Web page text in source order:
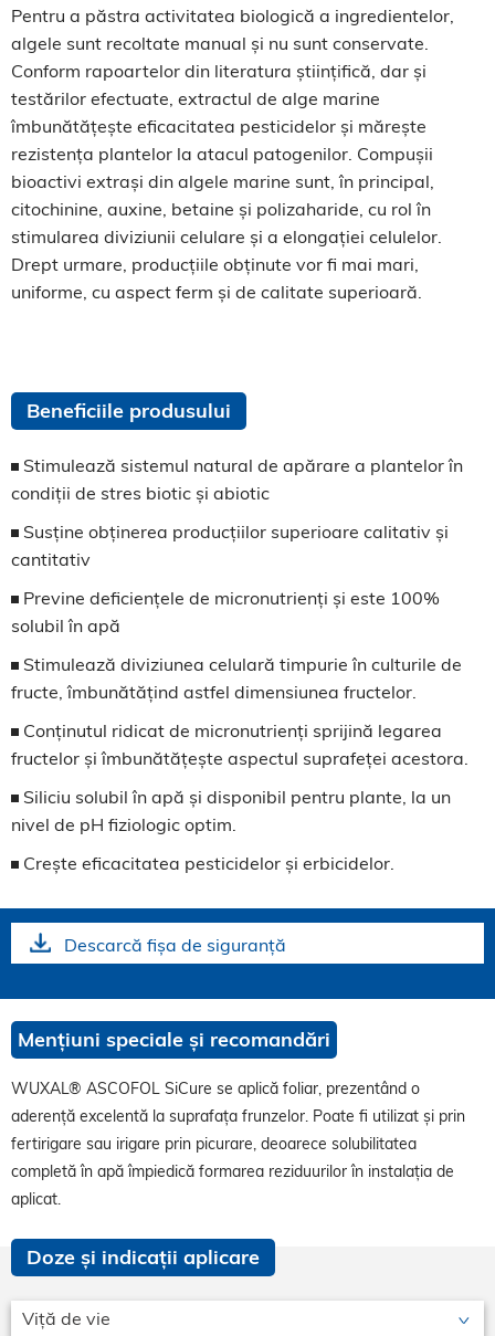
Pentru a păstra activitatea biologică a ingredientelor,
algele sunt recoltate manual și nu sunt conservate.
Conform rapoartelor din literatura științifică, dar și
testărilor efectuate, extractul de alge marine
îmbunătățește eficacitatea pesticidelor și mărește
rezistența plantelor la atacul patogenilor. Compușii
bioactivi extrași din algele marine sunt, în principal,
citochinine, auxine, betaine și polizaharide, cu rol în
stimularea diviziunii celulare și a elongației celulelor.
Drept urmare, producțiile obținute vor fi mai mari,
uniforme, cu aspect ferm și de calitate superioară.
Beneficiile produsului
Stimulează sistemul natural de apărare a plantelor în
condiții de stres biotic și abiotic
Susține obținerea producțiilor superioare calitativ și
cantitativ
Previne deficiențele de micronutrienți și este 100%
solubil în apă
Stimulează diviziunea celulară timpurie în culturile de
fructe, îmbunătățind astfel dimensiunea fructelor.
Conținutul ridicat de micronutrienți sprijină legarea
fructelor și îmbunătățește aspectul suprafeței acestora.
Siliciu solubil în apă și disponibil pentru plante, la un
nivel de pH fiziologic optim.
Crește eficacitatea pesticidelor și erbicidelor.
Descarcă fișa de siguranță
Mențiuni speciale și recomandări
WUXAL® ASCOFOL SiCure se aplică foliar, prezentând o
aderență excelentă la suprafața frunzelor. Poate fi utilizat și prin
fertirigare sau irigare prin picurare, deoarece solubilitatea
completă în apă împiedică formarea reziduurilor în instalația de
aplicat.
Doze și indicații aplicare
Viță de vie